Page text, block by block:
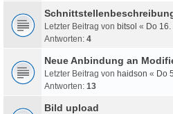
Letzter Beitrag von bitsol « Do
Antworten: 4
Neue Anbindung an
Letzter Beitrag von haidson « Do
Antworten: 13
Bild upload